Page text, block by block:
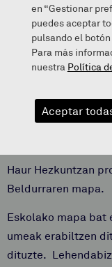
December 18, 2024
bat
Haur Hezkuntzan
Beldurraren mapa.
Eskolako mapa bat
umeak erabiltzen
dituzte.
en “Gestionar
puedes aceptar
pulsando el botón
Para más
nuestra Política
Aceptar